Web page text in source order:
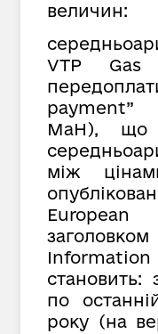
величин:
VTP
payment”
MaH), що
між
по
року (на